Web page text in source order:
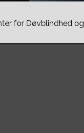
for Døvblindhed og